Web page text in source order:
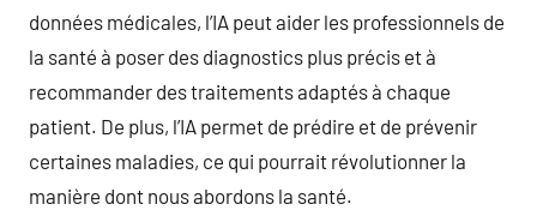
données médicales, l’IA peut aider les professionnels de
la santé à poser des diagnostics plus précis et à
recommander des traitements adaptés à chaque
patient. De plus, l’IA permet de prédire et de prévenir
certaines maladies, ce qui pourrait révolutionner la
manière dont nous abordons la santé.